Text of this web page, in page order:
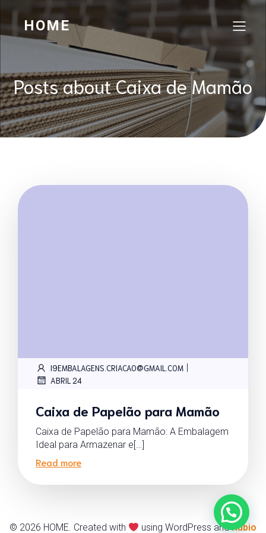
HOME
Posts about Caixa de Mamão
I9EMBALAGENS.CRIACAO@GMAIL.COM |
ABRIL 24
Caixa de Papelão para Mamão
Caixa de Papelão para Mamão: A Embalagem
Ideal para Armazenar e[…]
Read more
© 2026 HOME. Created with using WordPress andKubio